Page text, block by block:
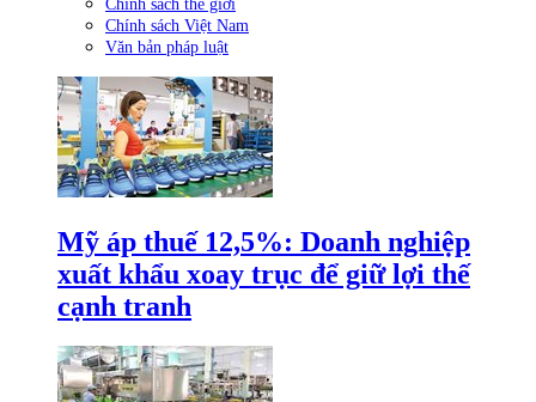
Chính sách thế giới
Chính sách Việt Nam
Văn bản pháp luật
Mỹ áp thuế 12,5%: Doanh nghiệp
xuất khẩu xoay trục để giữ lợi thế
cạnh tranh